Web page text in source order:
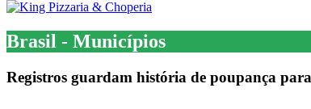
Brasil - Municípios
Registros guardam história de poupança